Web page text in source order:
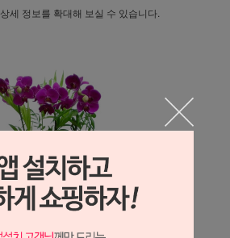
상세 정보를 확대해 보실 수 있습니다.